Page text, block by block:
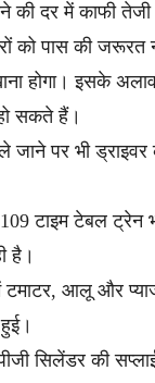
की दर में काफी
को पास की जरूरत
होगा। इसके
सकते हैं।
पर भी ड्राइवर
टाइम टेबल ट्रेन
है।
टमाटर, आलू और
सिलेंडर की